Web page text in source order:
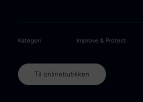
Kategori Improve & Protect
Til onlinebutikken